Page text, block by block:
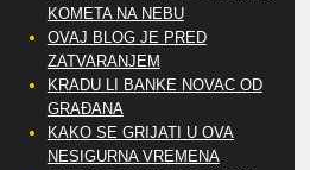
KOMETA NA NEBU
OVAJ BLOG JE PRED
ZATVARANJEM
KRADU LI BANKE NOVAC OD
GRAĐANA
KAKO SE GRIJATI U OVA
NESIGURNA VREMENA